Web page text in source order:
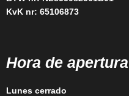
KvK nr: 65106873
Hora de apertura
Lunes cerrado